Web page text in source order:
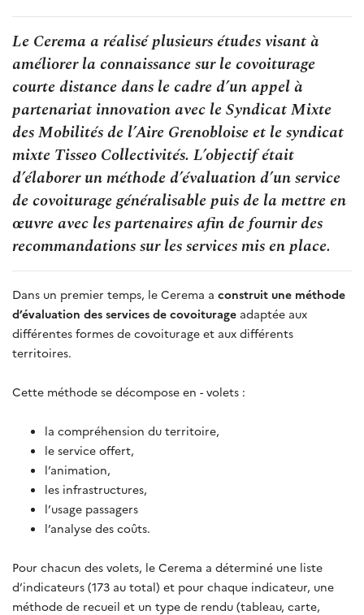
Le Cerema a réalisé plusieurs études visant à
améliorer la connaissance sur le covoiturage
courte distance dans le cadre d’un appel à
partenariat innovation avec le Syndicat Mixte
des Mobilités de l’Aire Grenobloise et le syndicat
mixte Tisseo Collectivités. L’objectif était
d’élaborer un méthode d’évaluation d’un service
de covoiturage généralisable puis de la mettre en
œuvre avec les partenaires afin de fournir des
recommandations sur les services mis en place.
Dans un premier temps, le Cerema a construit une méthode
d’évaluation des services de covoiturage adaptée aux
différentes formes de covoiturage et aux différents
territoires.
Cette méthode se décompose en - volets :
la compréhension du territoire,
le service offert,
l’animation,
les infrastructures,
l’usage passagers
l’analyse des coûts.
Pour chacun des volets, le Cerema a déterminé une liste
d’indicateurs (173 au total) et pour chaque indicateur, une
méthode de recueil et un type de rendu (tableau, carte,